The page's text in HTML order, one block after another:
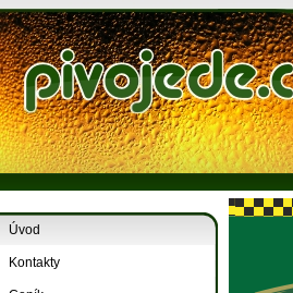
Úvod
Kontakty